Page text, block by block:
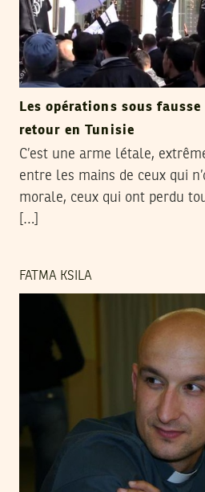
Les opérations sous
retour en Tunisie
C’est une arme létale,
entre les mains de ceux qui
morale, ceux qui ont perdu
[…]
FATMA KSILA